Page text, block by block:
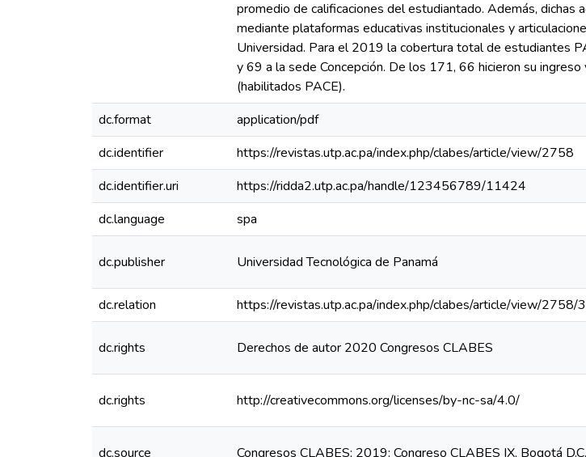
promedio de calificaciones del estudiantado. Además, dichas
mediante plataformas educativas institucionales y
Universidad. Para el 2019 la cobertura total de estudiantes
y 69 a la sede Concepción. De los 171, 66 hicieron su
(habilitados PACE).
dc.format
application/pdf
dc.identifier
https://revistas.utp.ac.pa/index.php/clabes/article/view/2758
dc.identifier.uri
https://ridda2.utp.ac.pa/handle/123456789/11424
dc.language
spa
dc.publisher Universidad Tecnológica de Panamá
dc.relation
https://revistas.utp.ac.pa/index.php/clabes/article/view/2758/
dc.rights Derechos de autor 2020 Congresos CLABES
dc.rights http://creativecommons.org/licenses/by-nc-sa/4.0/
dc.source Congresos CLABES; 2019: Congreso CLABES IX, Bogotá